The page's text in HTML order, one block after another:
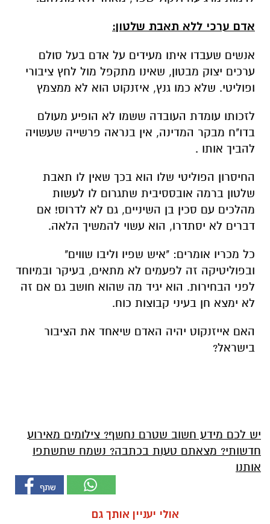
אדם ערכי ללא תאבת שלטון:
אנשים שעבדו איתו מעידים על אדם בעל סולם
ערכים יצוק מבטון, שאינו מתקפל מול לחץ ציבורי
ופוליטי. שלא כמו גנץ, איזנקוט הוא לא ממצמץ
לזכותו עומדת העובדה ששמו לא הופיע מעולם
בדו"ח מבקר המדינה, אין בנראה פרשייה שעשויה
להביך אותו .
החיסרון הפוליטי שלו הוא בכך שאין לו תאבת
שלטון ברמה אובססיבית שתגרום לו לעשות
מהלכים עם סכין בן השיניים, גם לא לדרוס! אם
דברים לא יסתדרו, הוא עשוי להמשיך הלאה.
כל מכריו אומרים: "איש שפיו וליבו שווים"
ובפוליטיקה זה לפעמים לא מתאים, בעיקר ובמיוחד
לפני הבחירות. הוא יגיד מה שהוא חושב גם אם זה
לא ימצא חן בעיני קבוצות כוח.
האם אייזנקוט יהיה האדם שיאחד את הציבור
בישראל?
יש לכם מידע חשוב שטרם נחשף? צילומים מאירוע
חדשותי? מצאתם טעות בכתבה? נשמח שתשתפו
אותנו
אולי יעניין אותך גם